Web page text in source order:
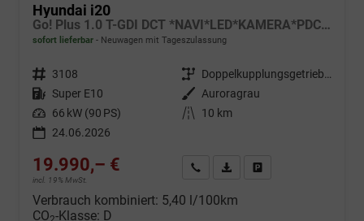
Hyundai i20
Go! Plus 1.0 T-GDI DCT *NAVI*LED*KAMERA*PDC*SH*LHZ*2026!
sofort lieferbar Neuwagen mit Tageszulassung
Fahrzeugnr. 3108 Getriebe
Doppelkupplungsgetriebe (DSG)
Kraftstoff Super E10 Außenfarbe Auroragrau
Leistung 66 kW (90 PS) Kilometerstand
10 km
24.06.2026
19.990,– €
incl. 19% MwSt.
Wir rufen Sie anFahrzeugexposé (PDF)
Verbrauch kombiniert: 5,40 l/100km
CO -Klasse: D